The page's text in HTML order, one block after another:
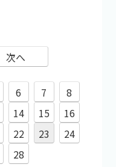
次へ
6 7
8
14 15
16
22 23
24
28